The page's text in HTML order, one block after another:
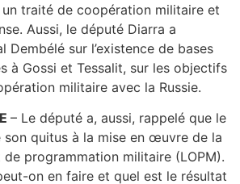
traité de coopération militaire et
Aussi, le député Diarra a
Dembélé sur l’existence de bases
à Gossi et Tessalit, sur les objectifs
militaire avec la Russie.
– Le député a, aussi, rappelé que le
son quitus à la mise en œuvre de la
de programmation militaire (LOPM).
on en faire et quel est le résultat